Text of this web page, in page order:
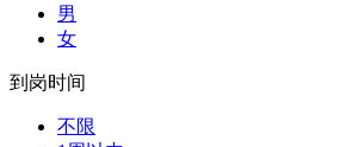
男
女
到岗时间
不限